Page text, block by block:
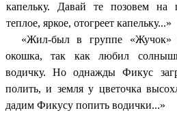
капельку. Давай те позовем
теплое, яркое, отогреет капельку...»
«Жил-был в группе
окошка, так как любил
водичку. Но однажды Фикус
полить, и земля у цветочка
дадим Фикусу попить водички...»